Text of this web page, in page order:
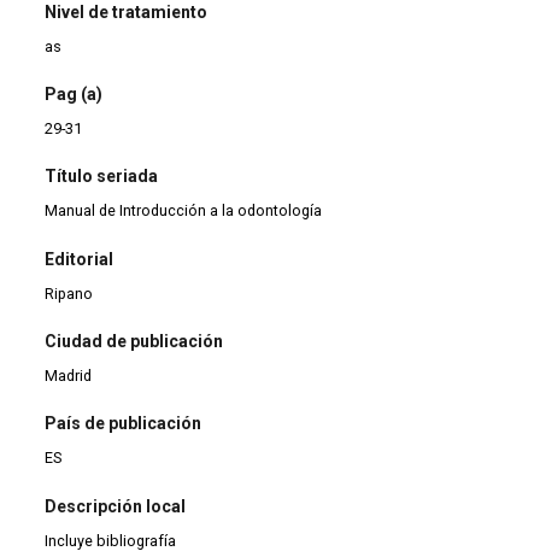
Nivel de tratamiento
as
Pag (a)
29-31
Título seriada
Manual de Introducción a la odontología
Editorial
Ripano
Ciudad de publicación
Madrid
País de publicación
ES
Descripción local
Incluye bibliografía